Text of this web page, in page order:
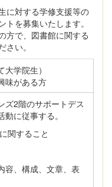
に対する学修支援等の
を募集いたします。
方で、図書館に関する
い。
学院生）
味がある方
ズ2階のサポートデス
に従事する。
関すること
容、構成、文章、表